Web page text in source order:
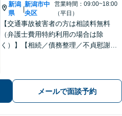
新潟
県
|
新潟市中
央区
営業時間：09:00~18:00
（平日）
【交通事故被害者の方は相談料無料
（弁護士費用特約利用の場合は除
く）】【相続／債務整理／不貞慰謝料
き、気持ちに寄り添いながら法的サポ
ートをいたします。
メールで面談予約